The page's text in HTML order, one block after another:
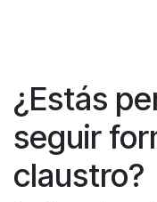
¿Estás
seguir
claustro?